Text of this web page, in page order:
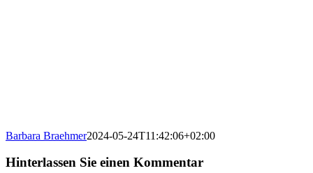
Barbara Braehmer2024-05-24T11:42:06+02:00
Hinterlassen Sie einen Kommentar